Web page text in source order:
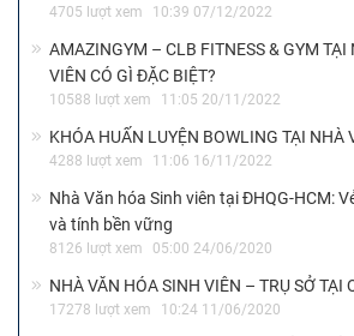
4705 lượt xem 10:39 07/12/2022
AMAZINGYM – CLB FITNESS & GYM TẠI
VIÊN CÓ GÌ ĐẶC BIỆT?
10588 lượt xem 11:05 20/11/2022
KHÓA HUẤN LUYỆN BOWLING TẠI NHÀ
4288 lượt xem 11:06 16/11/2022
Nhà Văn hóa Sinh viên tại ĐHQG-HCM:
và tính bền vững
8126 lượt xem 05:00 24/06/2020
NHÀ VĂN HÓA SINH VIÊN – TRỤ SỞ TẠI
17278 lượt xem 10:24 11/06/2020